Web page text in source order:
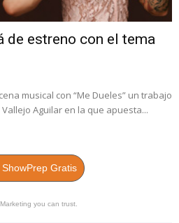
de estreno con el tema
musical con “Me Dueles” un trabajo
Aguilar en la que apuesta...
ShowPrep Gratis
you can trust.